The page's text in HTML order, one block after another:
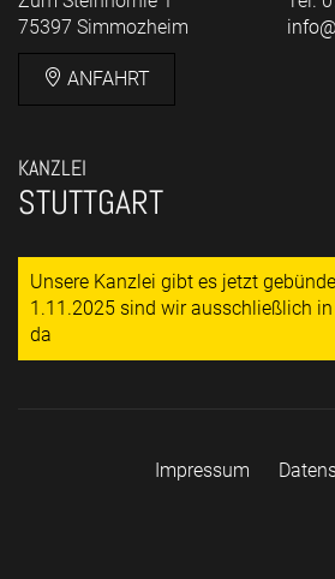
75397 Simmozheim
ANFAHRT
KANZLEI
STUTTGART
Unsere Kanzlei gibt es jetzt
1.11.2025 sind wir ausschließlich
da
Impressum